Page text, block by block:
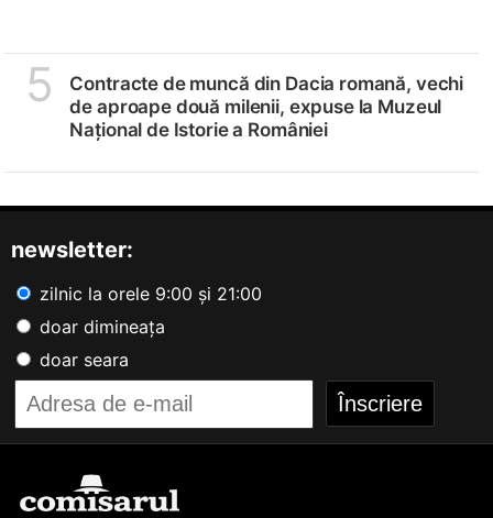
5
Contracte de muncă din Dacia romană, vechi
de aproape două milenii, expuse la Muzeul
Național de Istorie a României
newsletter:
zilnic la orele 9:00 și 21:00
doar dimineața
doar seara